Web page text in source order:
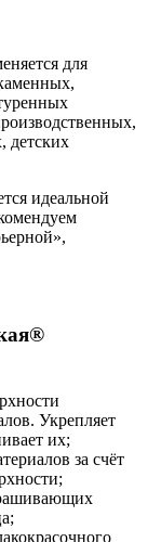
для
детских
идеальной
Укрепляет
их;
за счёт